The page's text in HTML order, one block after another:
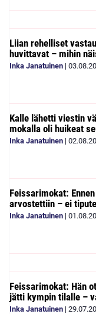
Liian rehelliset
huvittavat – mihin
Inka Janatuinen |
Kalle lähetti viestin
mokalla oli huikeat
Inka Janatuinen |
Feissarimokat:
arvostettiin – ei
Inka Janatuinen |
Feissarimokat: Hän
jätti kympin tilalle –
Inka Janatuinen |